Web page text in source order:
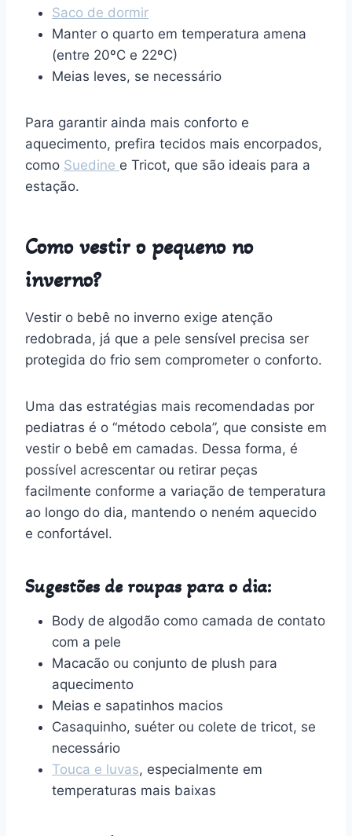
Saco de dormir
Manter o quarto em temperatura amena
(entre 20ºC e 22ºC)
Meias leves, se necessário
Para garantir ainda mais conforto e
aquecimento, prefira tecidos mais encorpados,
como Suedine e Tricot, que são ideais para a
estação.
Como vestir o pequeno no
inverno?
Vestir o bebê no inverno exige atenção
redobrada, já que a pele sensível precisa ser
protegida do frio sem comprometer o conforto.
Uma das estratégias mais recomendadas por
pediatras é o “método cebola”, que consiste em
vestir o bebê em camadas. Dessa forma, é
possível acrescentar ou retirar peças
facilmente conforme a variação de temperatura
ao longo do dia, mantendo o neném aquecido
e confortável.
Sugestões de roupas para o dia:
Body de algodão como camada de contato
com a pele
Macacão ou conjunto de plush para
aquecimento
Meias e sapatinhos macios
Casaquinho, suéter ou colete de tricot, se
necessário
Touca e luvas, especialmente em
temperaturas mais baixas